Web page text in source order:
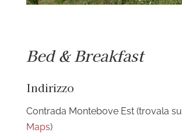
Bed & Breakfast
Indirizzo
Contrada Montebove Est (trovala su
Maps)